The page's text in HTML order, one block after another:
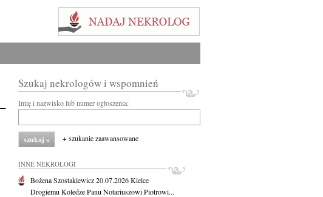
Szukaj nekrologów i wspomnień
Imię i nazwisko lub numer ogłoszenia:
+ szukanie zaawansowane
INNE NEKROLOGI
Bożena Szostakiewicz20.07.2026Kielce
Drogiemu Koledze Panu Notariuszowi Piotrowi...